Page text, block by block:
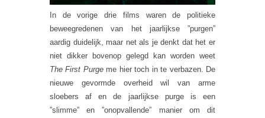
In de vorige drie films waren de politieke
beweegredenen van het jaarlijkse ”purgen”
aardig duidelijk, maar net als je denkt dat het er
niet dikker bovenop gelegd kan worden weet
The First Purgeme hier toch in te verbazen. De
nieuwe gevormde overheid wil van arme
sloebers af en de jaarlijkse purge is een
”slimme” en ”onopvallende” manier om dit